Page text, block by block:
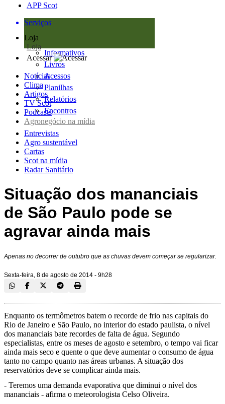
APP Scot
Serviços
Loja
Loja
Informativos
Livros
Acessos
Planilhas
Relatórios
Encontros
Acessar
Notícias
Clima
Artigos
TV Scot
Podcasts
Agronegócio na mídia
Entrevistas
Agro sustentável
Cartas
Scot na mídia
Radar Sanitário
Situação dos mananciais
de São Paulo pode se
agravar ainda mais
Apenas no decorrer de outubro que as chuvas devem começar se regularizar.
Sexta-feira, 8 de agosto de 2014 - 9h28
Enquanto os termômetros batem o recorde de frio nas capitais do
Rio de Janeiro e São Paulo, no interior do estado paulista, o nível
dos mananciais bate recordes de falta de água. Segundo
especialistas, entre os meses de agosto e setembro, o tempo vai ficar
ainda mais seco e quente o que deve aumentar o consumo de água
tanto no campo quanto nas áreas urbanas. A situação dos
reservatórios deve se complicar ainda mais.
- Teremos uma demanda evaporativa que diminui o nível dos
mananciais - afirma o meteorologista Celso Oliveira.